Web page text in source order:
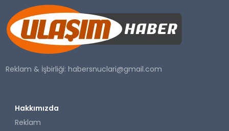
SAĞLIK
YAŞAM
Reklam & İşbirliği:habersnuclari@gmail.com
Hakkımızda
Reklam